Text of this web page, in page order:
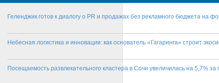
Геленджик готов к диалогу о PR и продажах без рекламного бюджета на
Небесная логистика и инновации: как основатель «Гагаринга» строит
Посещаемость развлекательного кластера в Сочи увеличилась на 5,7% за